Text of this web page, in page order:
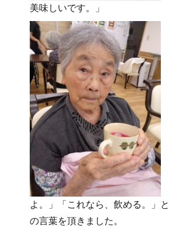
美味しいです。」
よ。」「これなら、飲める。」
の言葉を頂きました。